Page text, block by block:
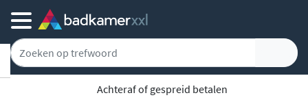
Achteraf of gespreid betalen